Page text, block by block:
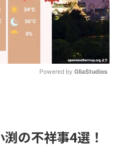
Powered by GliaStudios
の不祥事4選！